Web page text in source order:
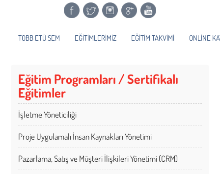
TOBB ETÜ SEM EĞİTİMLERİMİZ EĞİTİM TAKVİMİ ONLİNE
Eğitim Programları / Sertifikalı
Eğitimler
İşletme Yöneticiliği
Proje Uygulamalı İnsan Kaynakları Yönetimi
Pazarlama, Satış ve Müşteri İlişkileri Yönetimi (CRM)